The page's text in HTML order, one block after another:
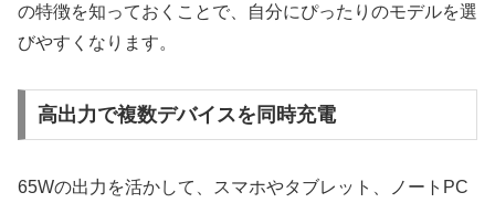
の特徴を知っておくことで、自分にぴったりのモデルを選
びやすくなります。
高出力で複数デバイスを同時充電
65Wの出力を活かして、スマホやタブレット、ノートPC